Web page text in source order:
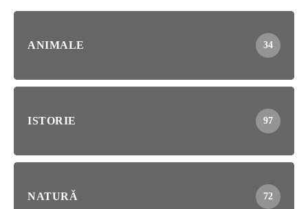
ANIMALE 34
ISTORIE 97
NATURĂ 72